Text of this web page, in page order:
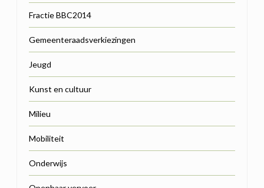
Fractie BBC2014
Gemeenteraadsverkiezingen
Jeugd
Kunst en cultuur
Milieu
Mobiliteit
Onderwijs